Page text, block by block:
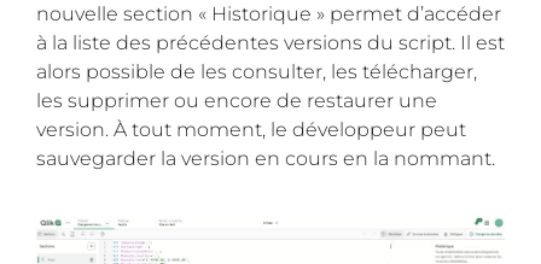
nouvelle section « Historique » permet d’accéder
à la liste des précédentes versions du script. Il est
alors possible de les consulter, les télécharger,
les supprimer ou encore de restaurer une
version. À tout moment, le développeur peut
sauvegarder la version en cours en la nommant.